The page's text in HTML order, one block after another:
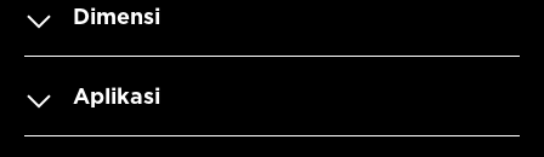
Dimensi
Aplikasi